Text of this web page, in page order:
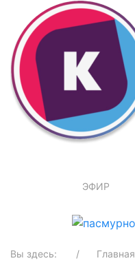
ЭФИР
Вы здесь: Главная